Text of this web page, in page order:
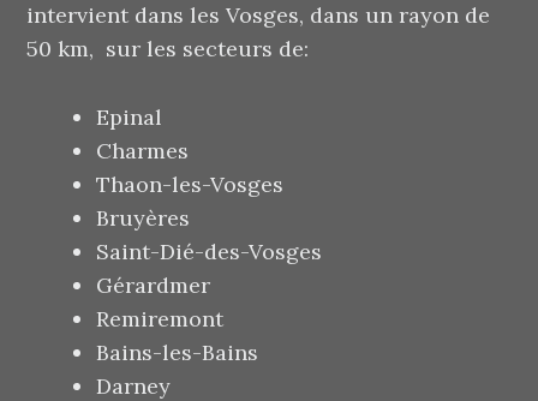
intervient dans les Vosges, dans un rayon de
50 km, sur les secteurs de:
Epinal
Charmes
Thaon-les-Vosges
Bruyères
Saint-Dié-des-Vosges
Gérardmer
Remiremont
Bains-les-Bains
Darney